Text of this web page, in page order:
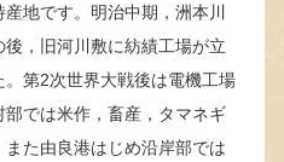
地です。明治中期，洲本川
，旧河川敷に紡績工場が立
第2次世界大戦後は電機工場
では米作，畜産，タマネギ
た由良港はじめ沿岸部では